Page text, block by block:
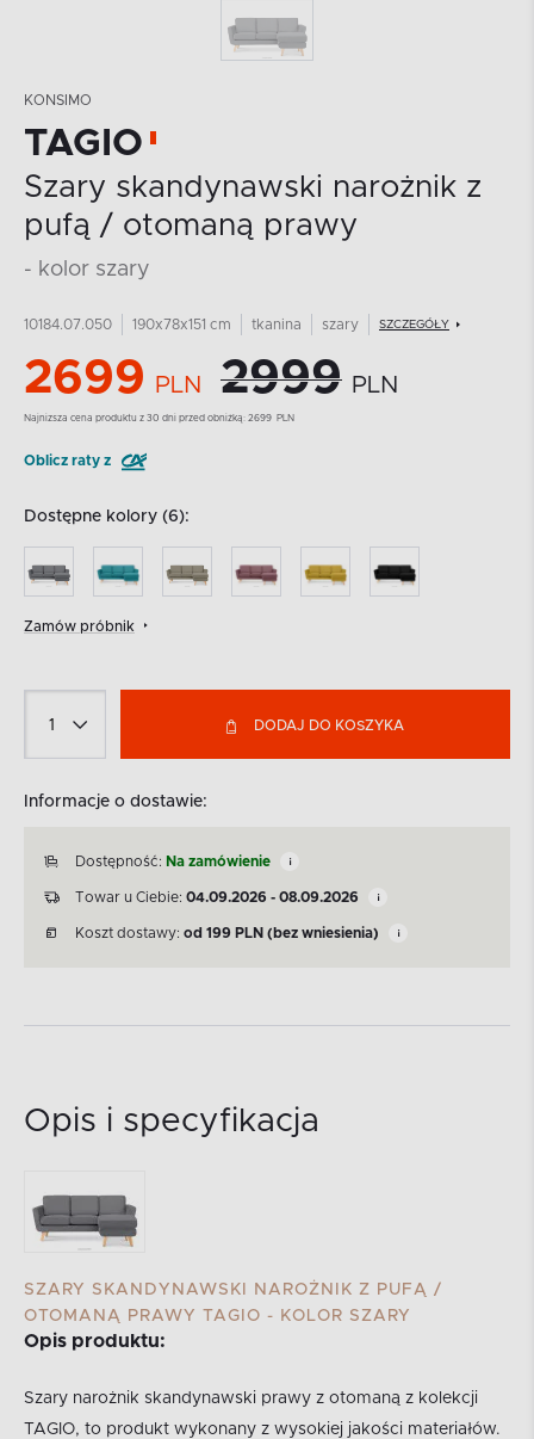
KONSIMO
TAGIO
Szary skandynawski narożnik z
pufą / otomaną prawy
- kolor szary
10184.07.050 190x78x151 cm tkanina szary SZCZEGÓŁY
2699 PLN 2999 PLN
Najnizsza cena produktu z 30 dni przed obniżką: 2699 PLN
Oblicz raty z
Dostępne kolory (6):
Zamów próbnik
DODAJ DO KOSZYKA
Informacje o dostawie:
Dostępność: Na zamówienie
Towar u Ciebie: 04.09.2026 - 08.09.2026
Koszt dostawy: od 199 PLN (bez wniesienia)
Opis i specyfikacja
SZARY SKANDYNAWSKI NAROŻNIK Z PUFĄ /
OTOMANĄ PRAWY TAGIO - KOLOR SZARY
Opis produktu:
Szary narożnik skandynawski prawy z otomaną z kolekcji
TAGIO, to produkt wykonany z wysokiej jakości materiałów.